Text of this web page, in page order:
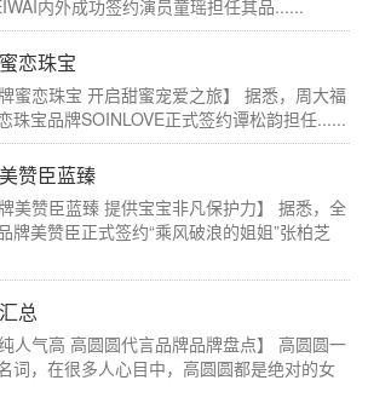
内外成功签约演员童瑶担任其品......
恋珠宝
蜜恋珠宝 开启甜蜜宠爱之旅】 据悉，周大福
珠宝品牌SOINLOVE正式签约谭松韵担任......
赞臣蓝臻
美赞臣蓝臻 提供宝宝非凡保护力】 据悉，全
牌美赞臣正式签约“乘风破浪的姐姐”张柏芝
总
人气高 高圆圆代言品牌品牌盘点】 高圆圆一
词，在很多人心目中，高圆圆都是绝对的女